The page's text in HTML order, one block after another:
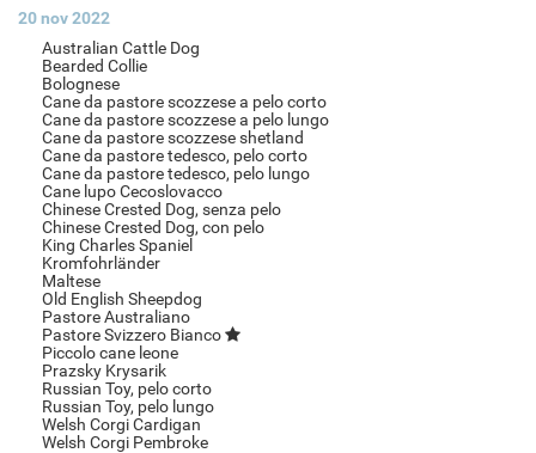
20 nov 2022
Australian Cattle Dog
Bearded Collie
Bolognese
Cane da pastore scozzese a pelo corto
Cane da pastore scozzese a pelo lungo
Cane da pastore scozzese shetland
Cane da pastore tedesco, pelo corto
Cane da pastore tedesco, pelo lungo
Cane lupo Cecoslovacco
Chinese Crested Dog, senza pelo
Chinese Crested Dog, con pelo
King Charles Spaniel
Kromfohrländer
Maltese
Old English Sheepdog
Pastore Australiano
Pastore Svizzero Bianco
Piccolo cane leone
Prazsky Krysarik
Russian Toy, pelo corto
Russian Toy, pelo lungo
Welsh Corgi Cardigan
Welsh Corgi Pembroke